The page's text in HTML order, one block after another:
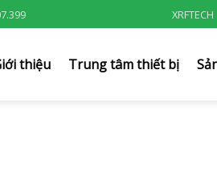
XRFTECH
thiệu Trung tâm thiết bị